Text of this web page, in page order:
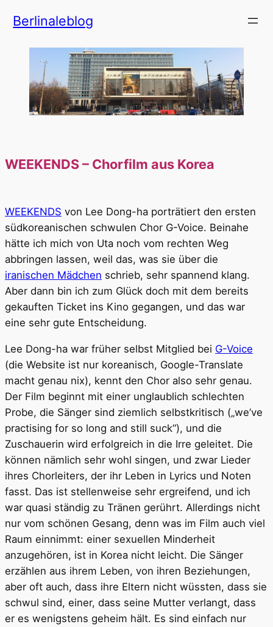
Inhalt
Berlinaleblog
WEEKENDS – Chorfilm aus Korea
WEEKENDS von Lee Dong-ha porträtiert den ersten
südkoreanischen schwulen Chor G-Voice. Beinahe
hätte ich mich von Uta noch vom rechten Weg
abbringen lassen, weil das, was sie über die
iranischen Mädchen schrieb, sehr spannend klang.
Aber dann bin ich zum Glück doch mit dem bereits
gekauften Ticket ins Kino gegangen, und das war
eine sehr gute Entscheidung.
Lee Dong-ha war früher selbst Mitglied bei G-Voice
(die Website ist nur koreanisch, Google-Translate
macht genau nix), kennt den Chor also sehr genau.
Der Film beginnt mit einer unglaublich schlechten
Probe, die Sänger sind ziemlich selbstkritisch („we’ve
practising for so long and still suck“), und die
Zuschauerin wird erfolgreich in die Irre geleitet. Die
können nämlich sehr wohl singen, und zwar Lieder
ihres Chorleiters, der ihr Leben in Lyrics und Noten
fasst. Das ist stellenweise sehr ergreifend, und ich
war quasi ständig zu Tränen gerührt. Allerdings nicht
nur vom schönen Gesang, denn was im Film auch viel
Raum einnimmt: einer sexuellen Minderheit
anzugehören, ist in Korea nicht leicht. Die Sänger
erzählen aus ihrem Leben, von ihren Beziehungen,
aber oft auch, dass ihre Eltern nicht wüssten, dass sie
schwul sind, einer, dass seine Mutter verlangt, dass
er es wenigstens geheim hält. Es sind einfach nur